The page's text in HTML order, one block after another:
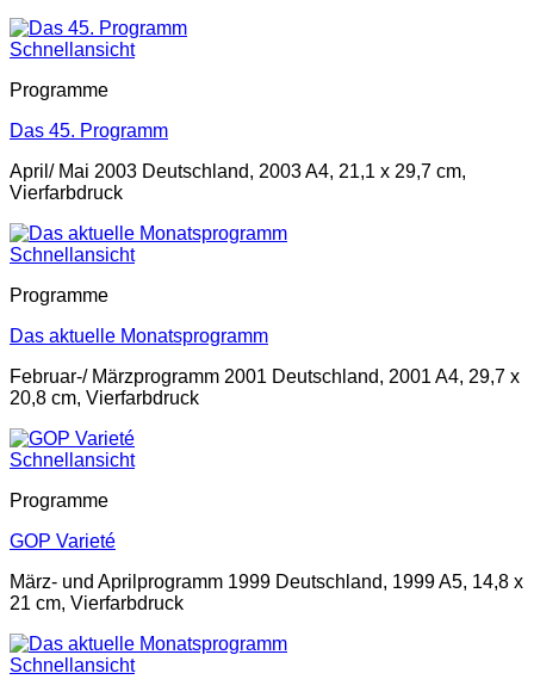
Schnellansicht
Programme
Das 45. Programm
April/ Mai 2003 Deutschland, 2003 A4, 21,1 x 29,7 cm,
Vierfarbdruck
Schnellansicht
Programme
Das aktuelle Monatsprogramm
Februar-/ Märzprogramm 2001 Deutschland, 2001 A4, 29,7 x
20,8 cm, Vierfarbdruck
Schnellansicht
Programme
GOP Varieté
März- und Aprilprogramm 1999 Deutschland, 1999 A5, 14,8 x
21 cm, Vierfarbdruck
Schnellansicht